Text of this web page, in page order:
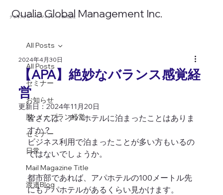
​クオリアグローバルマネジメント株式会社
​Qualia Global Management Inc.
All Posts
セミナー
お知らせ
脱･ノープラン経営
セミナー
日常
Mail Magazine Title
渡邉Blog
All Posts
【APA】絶妙なバランス感覚経
営
2024年4月30日
更新日： 2024年11月20日
皆さんは、アパホテルに泊まったことはありま
すか？
ビジネス利用で泊まったことが多い方もいるの
ではないでしょうか。
都市部であれば、アパホテルの100メートル先
にもアパホテルがあるくらい見かけます。